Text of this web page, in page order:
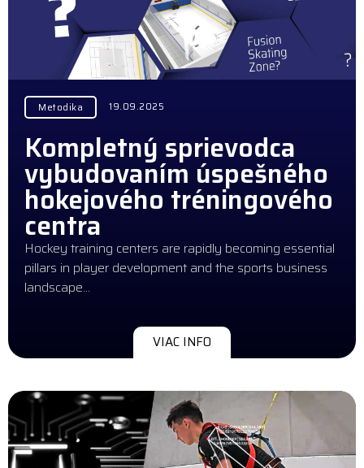
Metodika 19.09.2025
Kompletný sprievodca
vybudovaním úspešného
hokejového tréningového
centra
Hockey training centers are rapidly becoming essential
pillars in player development and the sports business
landscape…
VIAC INFO